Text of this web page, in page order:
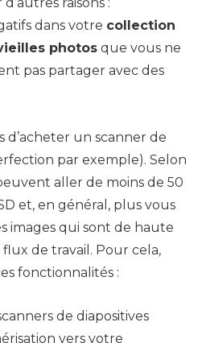
raisons :
dans votre collection
photos que vous ne
pas partager avec des
d’acheter un scanner de
par exemple). Selon
aller de moins de 50
et, en général, plus vous
images qui sont de haute
de travail. Pour cela,
fonctionnalités :
de diapositives
vers votre